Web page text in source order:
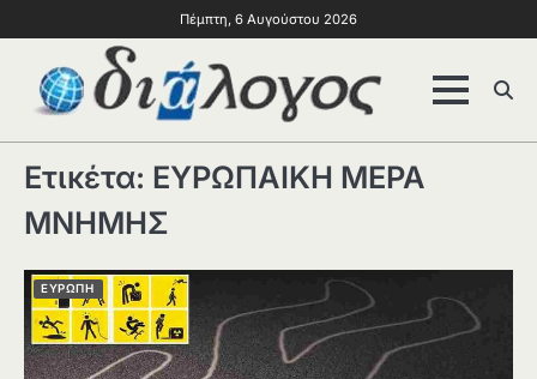
Πέμπτη, 6 Αυγούστου 2026
Ετικέτα: ΕΥΡΩΠΑΙΚΗ ΜΕΡΑ
ΜΝΗΜΗΣ
ΕΥΡΩΠΗ